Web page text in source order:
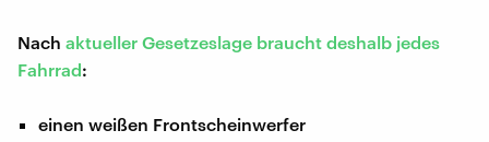
Nach aktueller Gesetzeslage braucht deshalb jedes
Fahrrad:
einen weißen Frontscheinwerfer